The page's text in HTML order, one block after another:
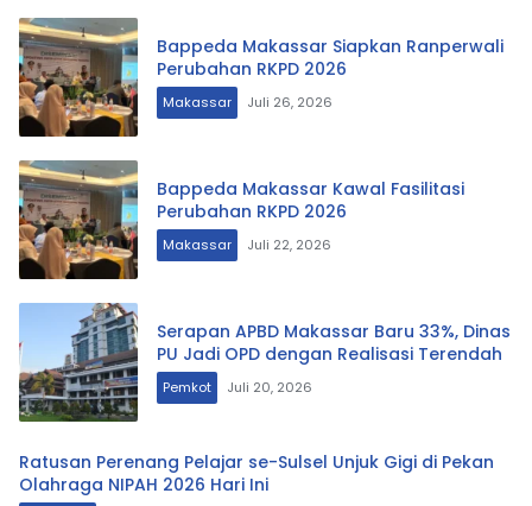
Bappeda Makassar Siapkan Ranperwali
Perubahan RKPD 2026
Makassar Juli 26, 2026
Bappeda Makassar Kawal Fasilitasi
Perubahan RKPD 2026
Makassar Juli 22, 2026
Serapan APBD Makassar Baru 33%, Dinas
PU Jadi OPD dengan Realisasi Terendah
Pemkot Juli 20, 2026
Ratusan Perenang Pelajar se-Sulsel Unjuk Gigi di Pekan
Olahraga NIPAH 2026 Hari Ini